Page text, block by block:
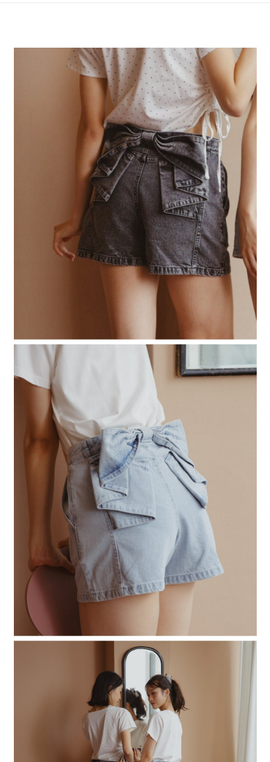
醒簡訊。
2.透過簡訊連結打開帳單後，可選擇「超商條碼／台灣大直營門市／銀行轉
帳／街口支付／iPASS MONEY」等通路繳費。
1.本服務係由「台灣大哥大股份有限公司」（以下簡稱本公司）所提供，讓
用戶於交易時，得透過本服務購買商品或服務，並由商店將買賣／分期付款
買賣價金債權讓與本公司後，依約使用本公司帳單繳交帳款。
2.基於同意付款使用「大哥付你分期」之契約關係目的，商店將以您的個人
資料（包含姓名、電話或地址）提供予台灣大哥大進項蒐集、處理及利用，
由本公司與您本人進行分期帳單所需資料之確認、核對及更正。
3.完整用戶服務條款，請詳閱以下連結：https://oppay.tw/userRule
１．於結帳方式選擇「AFTEE先享後付」後，將跳轉至「AFTEE先享後付」
結帳頁面，進行簡訊認證並確認金額後，即可完成結帳。
２．訂單成立數日內，您將收到繳費通知簡訊。
３．收到繳費通知簡訊後14天內，點擊此簡訊中的連結，可透過四大超商／
ATM／網路銀行／等多元方式進行付款，方視為交易完成。
※ 請注意：結帳手續完成當下不需立刻繳費，但若您需要取消訂單，請聯絡
購買商品的店家。未經商家同意取消之訂單仍視為有效，需透過AFTEE先享
※ 交易是否成功請以「AFTEE先享後付 」之結帳頁面顯示為準，若有關於
是否繳費成功／繳費後需取消欲退款等相關疑問，請聯繫「AFTEE先享後付
https://netprotections.freshdesk.com/support/home
１．透過由恩沛科技股份有限公司提供之「AFTEE先享後付」服務完成之交
易，需依本服務之必要範圍內提供個人資料，並將交易相關給付款項請求債
權轉讓予恩沛科技股份有限公司。
２．關於個人資料處理事宜，請瀏覽以下網址： https://aftee.tw/terms/#terms3
３．未成年的使用者請事先徵得法定代理人或監護人之同意方可使用
「AFTEE先享後付」，若未經同意申辦者引起之損失，本公司不負相關責
４．使用「AFTEE先享後付」時，將依據個別帳號之用戶狀況，依本公司即
時審查核予不同之上限額度；若仍有額度不足之情形，本公司將視審查結果
５．嚴禁一人註冊多個帳號或使用他人資訊註冊。若發現惡意使用之情形，
每筆NT$80，滿NT$1,500(含以上)免運費
每筆NT$80，滿NT$1,500(含以上)免運費
每筆NT$80，滿NT$1,500(含以上)免運費
每筆NT$80，滿NT$1,500(含以上)免運費